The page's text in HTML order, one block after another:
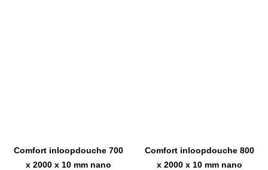
Comfort inloopdouche 700
x 2000 x 10 mm nano
Comfort inloopdouche 800
x 2000 x 10 mm nano